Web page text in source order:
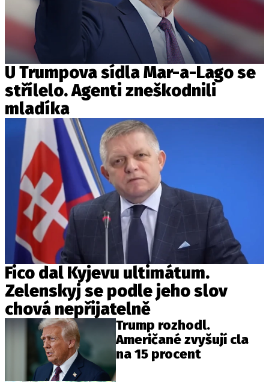
U Trumpova sídla Mar-a-Lago se
střílelo. Agenti zneškodnili
mladíka
Fico dal Kyjevu ultimátum.
Zelenskyj se podle jeho slov
chová nepřijatelně
Trump rozhodl.
Američané zvyšují cla
na 15 procent